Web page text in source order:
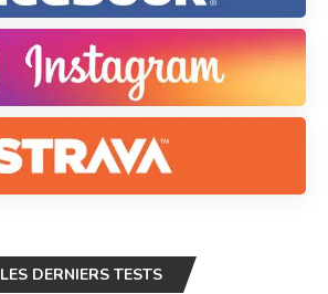
LES DERNIERS TESTS